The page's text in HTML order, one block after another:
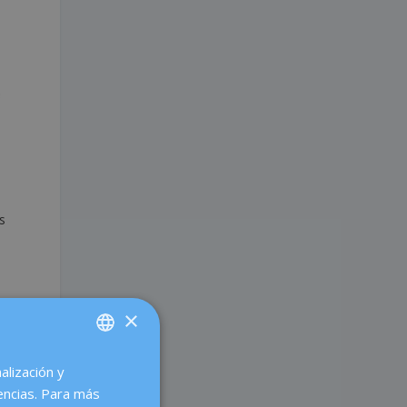
CATALÀ
×
y
Para más